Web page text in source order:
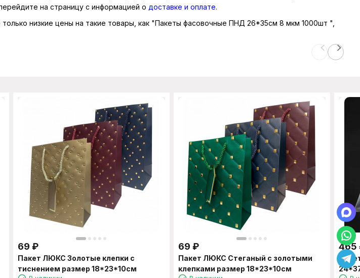
на страницу с информацией о доставке и оплате.
низкие цены на такие товары, как "Пакеты фасовочные ПНД 26*35см 8 мкм 1000шт ",
69 ₽
Пакет ЛЮКС Золотые клепки с
тиснением размер 18*23*10см
69 ₽
Пакет ЛЮКС Стеганый с золотыми
клепками размер 18*23*10см
465